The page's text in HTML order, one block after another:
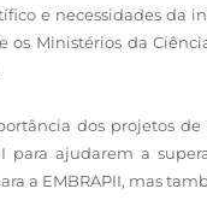
e necessidades da
Ministérios da
dos projetos
ajudarem a
a EMBRAPII, mas